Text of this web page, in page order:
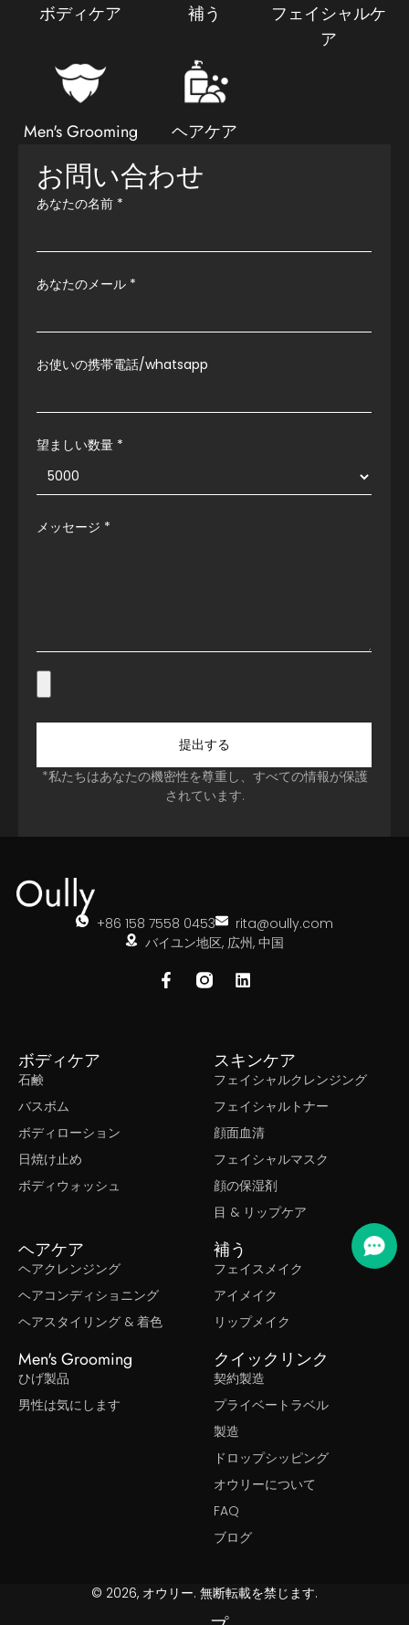
ボディケア 補う
フェイシャルケ
ア
Men's Grooming ヘアケア
お問い合わせ
あなたの名前 *
あなたのメール *
お使いの携帯電話/whatsapp
望ましい数量 *
メッセージ *
提出する
*私たちはあなたの機密性を尊重し、すべての情報が保護
されています.
+86 158 7558 0453
rita@oully.com
バイユン地区, 広州, 中国
ボディケア
石鹸
バスボム
ボディローション
日焼け止め
ボディウォッシュ
スキンケア
フェイシャルクレンジング
フェイシャルトナー
顔面血清
フェイシャルマスク
顔の保湿剤
目 & リップケア
ヘアケア
ヘアクレンジング
ヘアコンディショニング
ヘアスタイリング & 着色
補う
フェイスメイク
アイメイク
リップメイク
Men's Grooming
ひげ製品
男性は気にします
クイックリンク
契約製造
プライベートラベル
製造
ドロップシッピング
オウリーについて
FAQ
ブログ
© 2026, オウリー. 無断転載を禁じます.